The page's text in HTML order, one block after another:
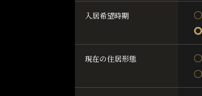
入居希望時期
現在の住居形態